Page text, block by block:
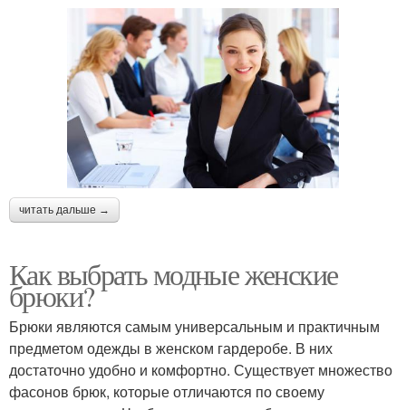
читать дальше →
Как выбрать модные женские
брюки?
Брюки являются самым универсальным и практичным
предметом одежды в женском гардеробе. В них
достаточно удобно и комфортно. Существует множество
фасонов брюк, которые отличаются по своему